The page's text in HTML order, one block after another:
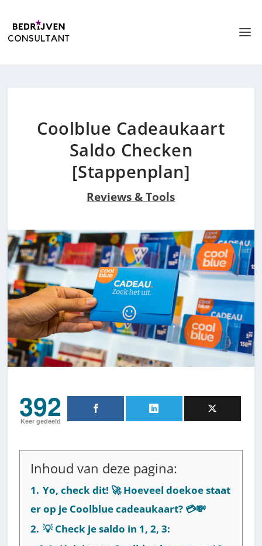
Coolblue Cadeaukaart
Saldo Checken
[Stappenplan]
Reviews & Tools
392
Keer gedeeld
Inhoud van deze pagina:
1. Yo, check dit! 🚀 Hoeveel doekoe staat
er op je Coolblue cadeaukaart? 💳💸
2. 💡 Check je saldo in 1, 2, 3: